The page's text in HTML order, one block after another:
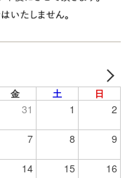
金 土 日
31 1 2
7 8 9
14 15 16